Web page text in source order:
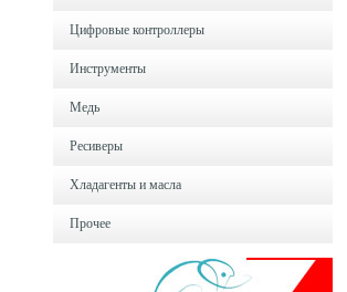
Цифровые контроллеры
Инструменты
Медь
Ресиверы
Хладагенты и масла
Прочее